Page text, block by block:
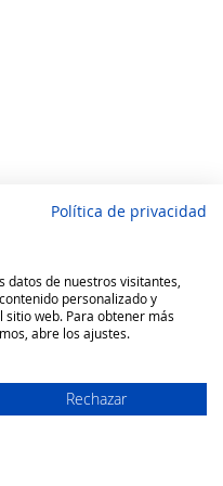
Política de privacidad
datos de nuestros visitantes,
personalizado y
web. Para obtener más
abre los ajustes.
Rechazar